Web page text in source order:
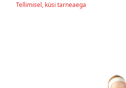
Tellimisel, küsi tarneaega